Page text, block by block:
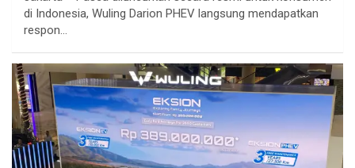
di Indonesia, Wuling Darion PHEV langsung mendapatkan
respon…